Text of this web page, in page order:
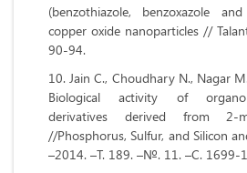
(benzothiazole, benzoxazole
copper oxide nanoparticles //
90-94.
Jain C., Choudhary N., Nagar
Biological activity of
derivatives derived from 2-
//Phosphorus, Sulfur, and Silicon
–2014. –Т. 189. –№. 11. –С. 1699-